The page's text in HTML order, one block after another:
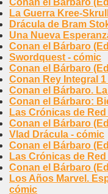
Conan el Bárbaro
La Guerra Kree-
Drácula de Bram
Una Nueva
Conan el Bárbaro
Swordquest - cómic
Conan el Bárbaro
Conan Rey Integral
Conan el Bárbaro.
Conan el Bárbaro:
Las Crónicas de
Conan el Bárbaro
Vlad Drácula - cómic
Conan el Bárbaro
Las Crónicas de
Conan el Bárbaro
Los Años Marvel.
cómic